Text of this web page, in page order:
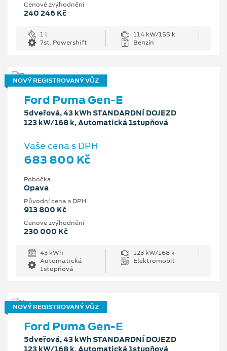
Cenové zvýhodnění
240 246 Kč
1 l
114 kW/155 k
7st. Powershift
Benzín
NOVÝ REGISTROVANÝ VŮZ
Ford Puma Gen-E
5dveřová, 43 kWh STANDARDNÍ DOJEZD
123 kW/168 k, Automatická 1stupňová
Vaše cena s DPH
683 800 Kč
Pobočka
Opava
Původní cena s DPH
913 800 Kč
Cenové zvýhodnění
230 000 Kč
43 kWh
123 kW/168 k
Automatická
1stupňová
Elektromobil
NOVÝ REGISTROVANÝ VŮZ
Ford Puma Gen-E
5dveřová, 43 kWh STANDARDNÍ DOJEZD